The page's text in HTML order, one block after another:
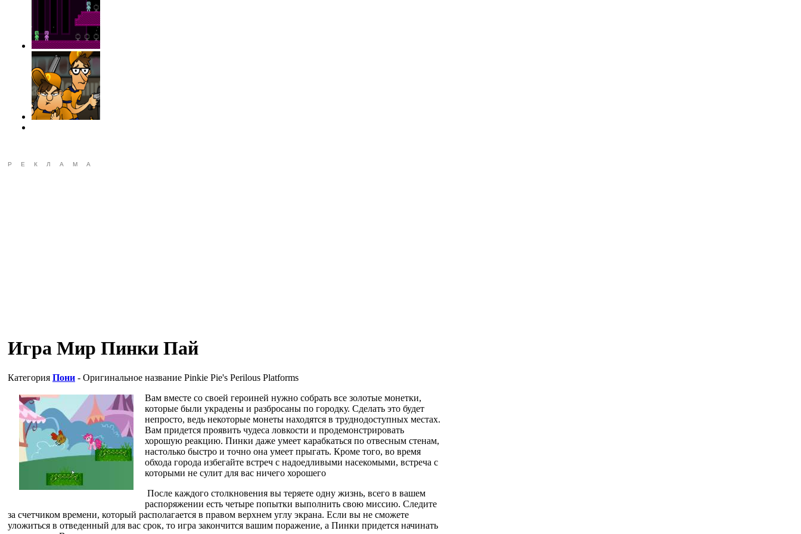
РЕКЛАМА
Игра Мир Пинки Пай
Категория Пони - Оригинальное название Pinkie Pie's Perilous Platforms
Вам вместе со своей героиней нужно собрать все золотые монетки,
которые были украдены и разбросаны по городку. Сделать это будет
непросто, ведь некоторые монеты находятся в труднодоступных местах.
Вам придется проявить чудеса ловкости и продемонстрировать
хорошую реакцию. Пинки даже умеет карабкаться по отвесным стенам,
настолько быстро и точно она умеет прыгать. Кроме того, во время
обхода города избегайте встреч с надоедливыми насекомыми, встреча с
которыми не сулит для вас ничего хорошего
После каждого столкновения вы теряете одну жизнь, всего в вашем
распоряжении есть четыре попытки выполнить свою миссию. Следите
за счетчиком времени, который располагается в правом верхнем углу экрана. Если вы не сможете
уложиться в отведенный для вас срок, то игра закончится вашим поражение, а Пинки придется начинать